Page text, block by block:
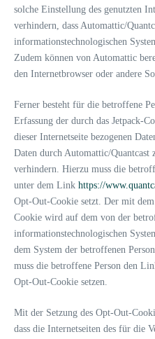
solche Einstellung des genutzten
verhindern, dass Automattic/
informationstechnologischen
Zudem können von Automattic
den Internetbrowser oder andere
Ferner besteht für die betroffene
Erfassung der durch das Jetpack-
dieser Internetseite bezogenen
Daten durch Automattic/Quantcast
verhindern. Hierzu muss die
unter dem Link https://
Opt-Out-Cookie setzt. Der mit
Cookie wird auf dem von der
informationstechnologischen
dem System der betroffenen
muss die betroffene Person den
Opt-Out-Cookie setzen.
Mit der Setzung des Opt-Out-
dass die Internetseiten des für die